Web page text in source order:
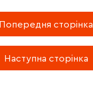
Попередня сторінка
Наступна сторінка